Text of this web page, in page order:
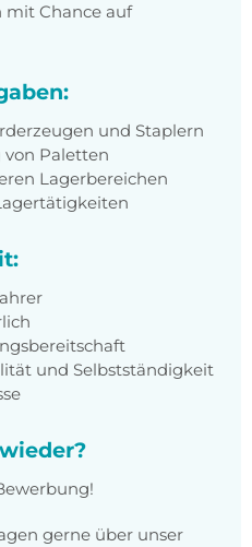
Chance auf
und Staplern
Paletten
Lagerbereichen
und Selbstständigkeit
gerne über unser